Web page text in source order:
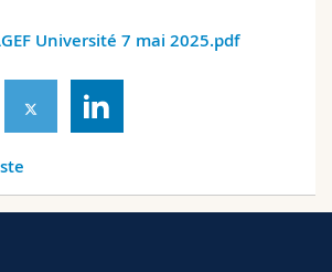
Université 7 mai 2025.pdf